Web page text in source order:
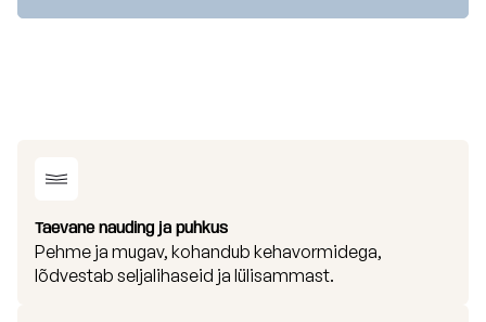
Taevane nauding ja puhkus
Pehme ja mugav, kohandub kehavormidega,
lõdvestab seljalihaseid ja lülisammast.